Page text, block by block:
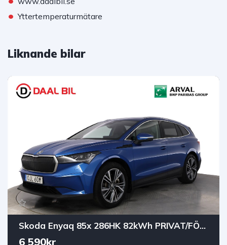
• Yttertemperaturmätare
Liknande bilar
Skoda Enyaq 85x 286HK 82kWh PRIVAT/FÖRETAGSLEASING
6 590kr